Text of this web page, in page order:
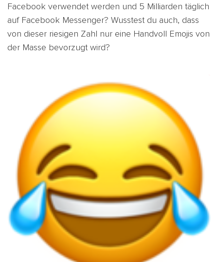
Facebook verwendet werden und 5 Milliarden täglich
auf Facebook Messenger? Wusstest du auch, dass
von dieser riesigen Zahl nur eine Handvoll Emojis von
der Masse bevorzugt wird?